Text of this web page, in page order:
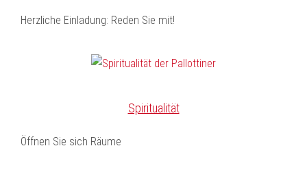
Herzliche Einladung: Reden Sie mit!
Spiritualität
Öffnen Sie sich Räume